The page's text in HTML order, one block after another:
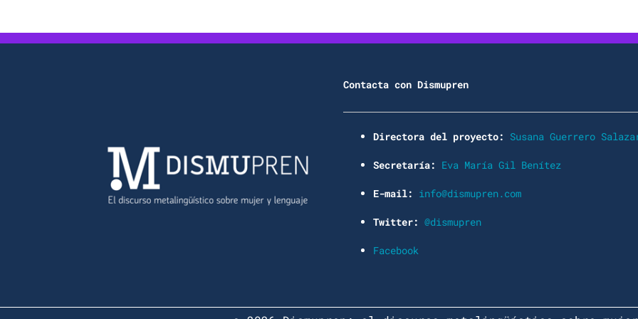
Contacta con Dismupren
Directora del proyecto: Susana Guerrero
Secretaría: Eva María Gil Benítez
E-mail: info@dismupren.com
Twitter: @dismupren
Facebook